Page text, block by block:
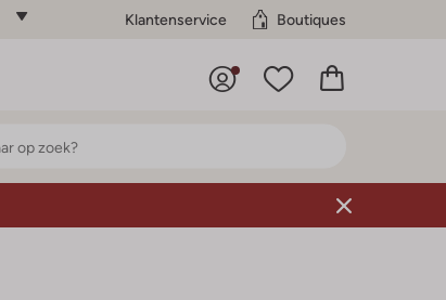
Klantenservice Boutiques